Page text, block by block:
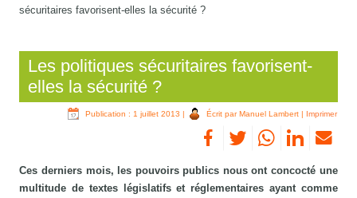
sécuritaires favorisent-elles la sécurité ?
Les politiques sécuritaires favorisent-
elles la sécurité ?
Publication : 1 juillet 2013 | Écrit par Manuel Lambert| Imprimer
Ces derniers mois, les pouvoirs publics nous ont concocté une
multitude de textes législatifs et réglementaires ayant comme